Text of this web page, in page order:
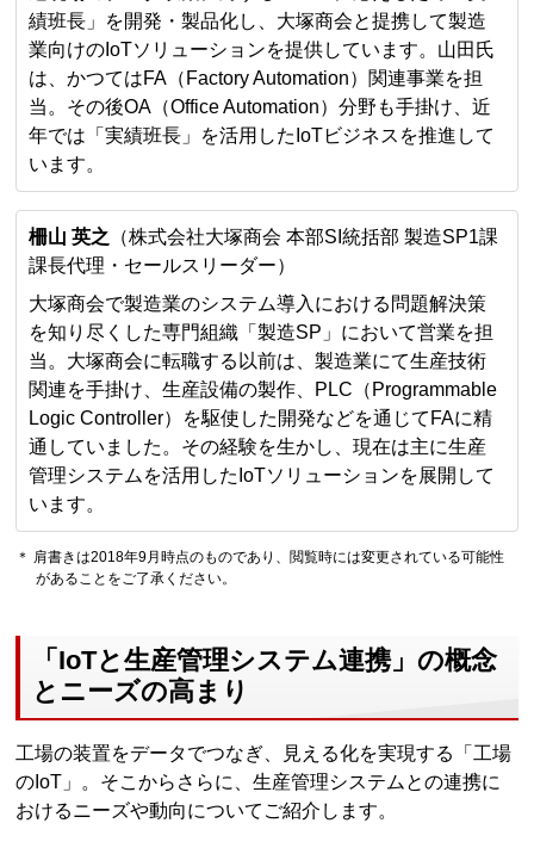
績班長」を開発・製品化し、大塚商会と提携して製造
業向けのIoTソリューションを提供しています。山田氏
は、かつてはFA（Factory Automation）関連事業を担
当。その後OA（Office Automation）分野も手掛け、近
年では「実績班長」を活用したIoTビジネスを推進して
います。
柵山 英之 （株式会社大塚商会 本部SI統括部 製造SP1課
課長代理・セールスリーダー）
大塚商会で製造業のシステム導入における問題解決策
を知り尽くした専門組織「製造SP」において営業を担
当。大塚商会に転職する以前は、製造業にて生産技術
関連を手掛け、生産設備の製作、PLC（Programmable
Logic Controller）を駆使した開発などを通じてFAに精
通していました。その経験を生かし、現在は主に生産
管理システムを活用したIoTソリューションを展開して
います。
＊ 肩書きは2018年9月時点のものであり、閲覧時には変更されている可能性
があることをご了承ください。
「IoTと生産管理システム連携」の概念
とニーズの高まり
工場の装置をデータでつなぎ、見える化を実現する「工場
のIoT」。そこからさらに、生産管理システムとの連携に
おけるニーズや動向についてご紹介します。